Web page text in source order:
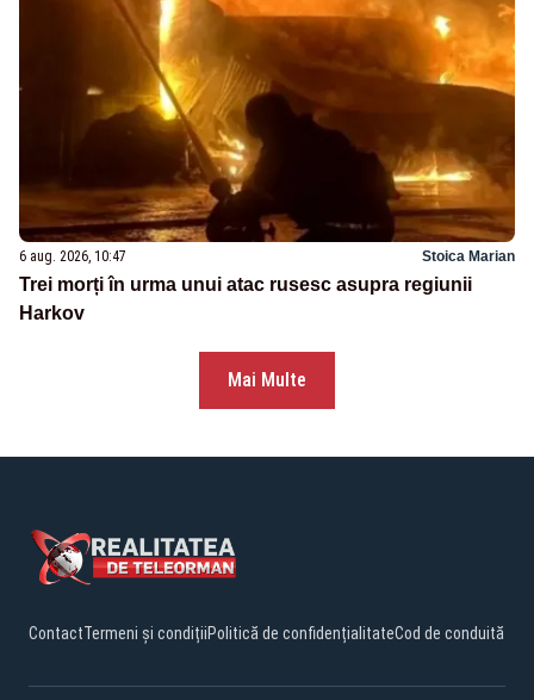
6 aug. 2026, 10:47 Stoica Marian
Trei morți în urma unui atac rusesc asupra regiunii
Harkov
Mai Multe
ContactTermeni și condițiiPolitică de confidențialitateCod de conduită